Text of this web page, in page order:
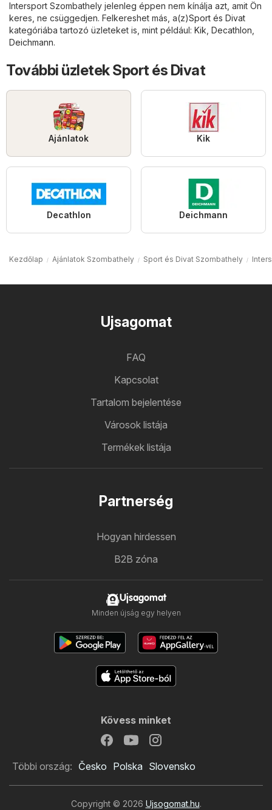
Intersport Szombathely jelenleg éppen nem kínálja azt, amit Ön
keres, ne csüggedjen. Felkereshet más, a(z)Sport és Divat
kategóriába tartozó üzleteket is, mint például: Kik Decathlon
Deichmann.
További üzletek Sport és Divat
Ajánlatok Kik
Decathlon Deichmann
Kezdőlap Ajánlatok Szombathely Sport és Divat Szombathely
Ujsagomat
FAQ
Kapcsolat
Tartalom bejelentése
Városok listája
Termékek listája
Partnerség
Hogyan hirdessen
B2B zóna
Ujsagomat
Minden újság egy helyen
Kövess minket
Többi ország: Česko Polska Slovensko
Copyright © 2026 Ujsogomat.hu.